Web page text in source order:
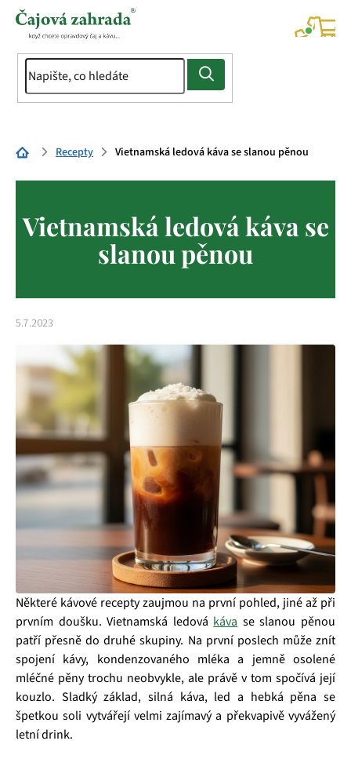
Přejít
Domů Recepty Vietnamská ledová káva se slanou pěnou
Vietnamská ledová káva se
slanou pěnou
5.7.2023
Některé kávové recepty zaujmou na první pohled, jiné až při
prvním doušku. Vietnamská ledová káva se slanou pěnou
patří přesně do druhé skupiny. Na první poslech může znít
spojení kávy, kondenzovaného mléka a jemně osolené
mléčné pěny trochu neobvykle, ale právě v tom spočívá její
kouzlo. Sladký základ, silná káva, led a hebká pěna se
špetkou soli vytvářejí velmi zajímavý a překvapivě vyvážený
letní drink.